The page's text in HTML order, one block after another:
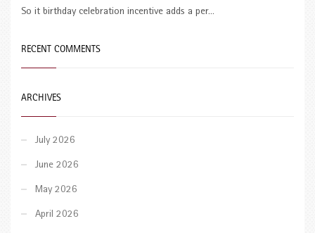
So it birthday celebration incentive adds a per...
RECENT COMMENTS
ARCHIVES
July 2026
June 2026
May 2026
April 2026